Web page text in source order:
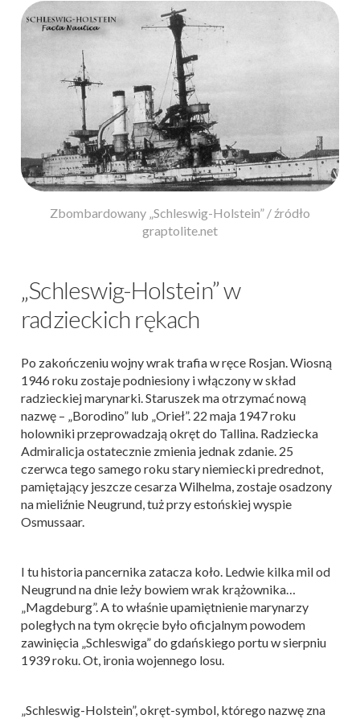
Zbombardowany „Schleswig-Holstein” / źródło
graptolite.net
„Schleswig-Holstein” w
radzieckich rękach
Po zakończeniu wojny wrak trafia w ręce Rosjan. Wiosną
1946 roku zostaje podniesiony i włączony w skład
radzieckiej marynarki. Staruszek ma otrzymać nową
nazwę – „Borodino” lub „Orieł”. 22 maja 1947 roku
holowniki przeprowadzają okręt do Tallina. Radziecka
Admiralicja ostatecznie zmienia jednak zdanie. 25
czerwca tego samego roku stary niemiecki predrednot,
pamiętający jeszcze cesarza Wilhelma, zostaje osadzony
na mieliźnie Neugrund, tuż przy estońskiej wyspie
Osmussaar.
I tu historia pancernika zatacza koło. Ledwie kilka mil od
Neugrund na dnie leży bowiem wrak krążownika…
„Magdeburg”. A to właśnie upamiętnienie marynarzy
poległych na tym okręcie było oficjalnym powodem
zawinięcia „Schleswiga” do gdańskiego portu w sierpniu
1939 roku. Ot, ironia wojennego losu.
„Schleswig-Holstein”, okręt-symbol, którego nazwę zna